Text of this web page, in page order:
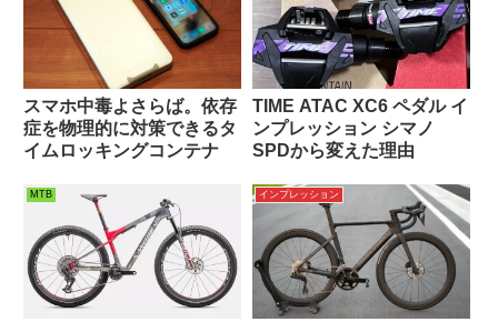
スマホ中毒よさらば。依存
症を物理的に対策できるタ
イムロッキングコンテナ
TIME ATAC XC6 ペダル イ
ンプレッション シマノ
SPDから変えた理由
MTB インプレッション